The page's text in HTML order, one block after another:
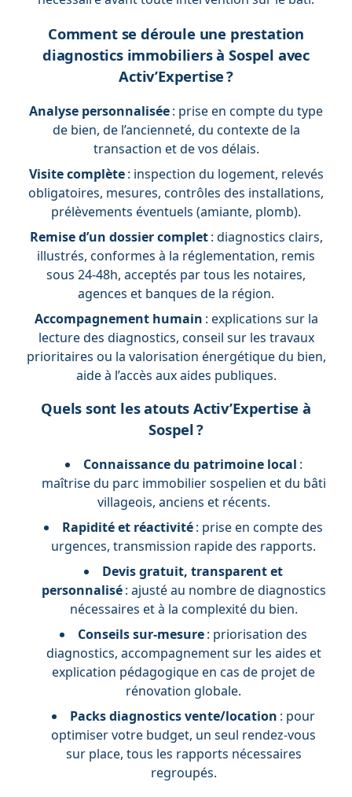
Comment se déroule une prestation
diagnostics immobiliers à Sospel avec
Activ’Expertise ?
Analyse personnalisée: prise en compte du type
de bien, de l’ancienneté, du contexte de la
transaction et de vos délais.
Visite complète: inspection du logement, relevés
obligatoires, mesures, contrôles des installations,
prélèvements éventuels (amiante, plomb).
Remise d’un dossier complet: diagnostics clairs,
illustrés, conformes à la réglementation, remis
sous 24-48h, acceptés par tous les notaires,
agences et banques de la région.
Accompagnement humain : explications sur la
lecture des diagnostics, conseil sur les travaux
prioritaires ou la valorisation énergétique du bien,
aide à l’accès aux aides publiques.
Quels sont les atouts Activ’Expertise à
Sospel ?
Connaissance du patrimoine local :
maîtrise du parc immobilier sospelien et du bâti
villageois, anciens et récents.
Rapidité et réactivité: prise en compte des
urgences, transmission rapide des rapports.
Devis gratuit, transparent et
personnalisé: ajusté au nombre de diagnostics
nécessaires et à la complexité du bien.
Conseils sur-mesure: priorisation des
diagnostics, accompagnement sur les aides et
explication pédagogique en cas de projet de
rénovation globale.
Packs diagnostics vente/location : pour
optimiser votre budget, un seul rendez-vous
sur place, tous les rapports nécessaires
regroupés.